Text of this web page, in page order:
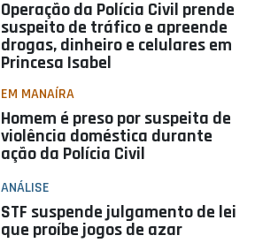
Operação da Polícia Civil prende
suspeito de tráfico e apreende
drogas, dinheiro e celulares em
Princesa Isabel
EM MANAÍRA
Homem é preso por suspeita de
violência doméstica durante
ação da Polícia Civil
ANÁLISE
STF suspende julgamento de lei
que proíbe jogos de azar